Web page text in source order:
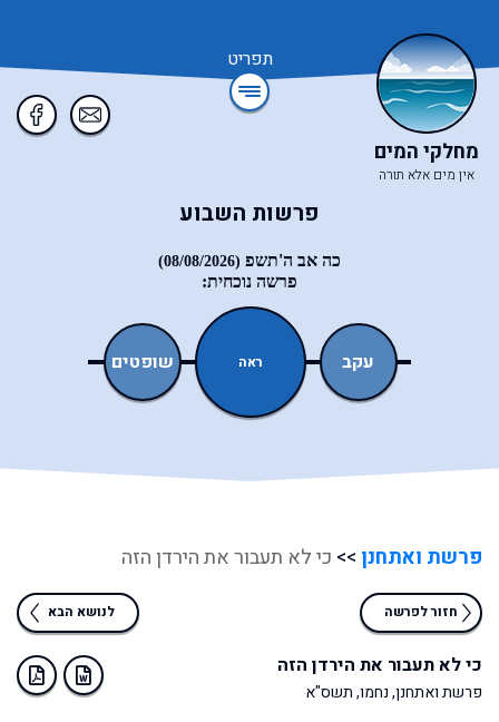
תפריט
מחלקי המים
אין מים אלא תורה
פרשות השבוע
כה אב ה'תשפ (08/08/2026)
פרשה נוכחית:
שופטים ראה עקב
פרשת ואתחנן >> כי לא תעבור את הירדן הזה
חזור לפרשה לנושא הבא
כי לא תעבור את הירדן הזה
פרשת ואתחנן, נחמו, תשס"א